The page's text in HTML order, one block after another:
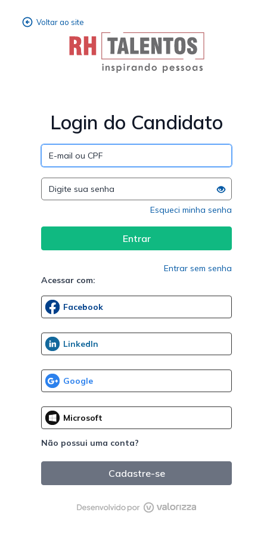
Login do Candidato
Esqueci minha senha
Entrar sem senha
Acessar com:
Não possui uma conta?